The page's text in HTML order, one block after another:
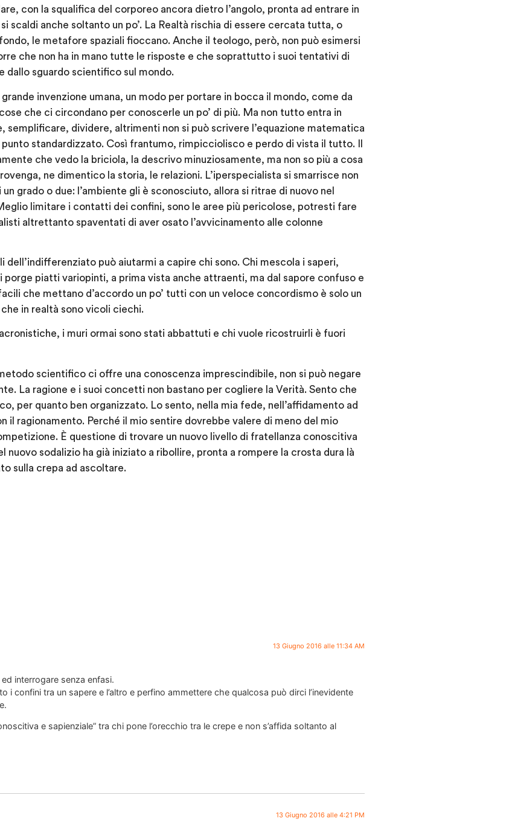
con la squalifica del corporeo ancora dietro l’angolo, pronta ad entrare in
scaldi anche soltanto un po’. La Realtà rischia di essere cercata tutta, o
le metafore spaziali fioccano. Anche il teologo, però, non può esimersi
che non ha in mano tutte le risposte e che soprattutto i suoi tentativi di
dallo sguardo scientifico sul mondo.
invenzione umana, un modo per portare in bocca il mondo, come da
che ci circondano per conoscerle un po’ di più. Ma non tutto entra in
semplificare, dividere, altrimenti non si può scrivere l’equazione matematica
standardizzato. Così frantumo, rimpicciolisco e perdo di vista il tutto. Il
che vedo la briciola, la descrivo minuziosamente, ma non so più a cosa
ne dimentico la storia, le relazioni. L’iperspecialista si smarrisce non
grado o due: l’ambiente gli è sconosciuto, allora si ritrae di nuovo nel
limitare i contatti dei confini, sono le aree più pericolose, potresti fare
altrettanto spaventati di aver osato l’avvicinamento alle colonne
dell’indifferenziato può aiutarmi a capire chi sono. Chi mescola i saperi,
porge piatti variopinti, a prima vista anche attraenti, ma dal sapore confuso e
che mettano d’accordo un po’ tutti con un veloce concordismo è solo un
in realtà sono vicoli ciechi.
i muri ormai sono stati abbattuti e chi vuole ricostruirli è fuori
scientifico ci offre una conoscenza imprescindibile, non si può negare
La ragione e i suoi concetti non bastano per cogliere la Verità. Sento che
per quanto ben organizzato. Lo sento, nella mia fede, nell’affidamento ad
il ragionamento. Perché il mio sentire dovrebbe valere di meno del mio
È questione di trovare un nuovo livello di fratellanza conoscitiva
nuovo sodalizio ha già iniziato a ribollire, pronta a rompere la crosta dura là
sulla crepa ad ascoltare.
13 Giugno 2016 alle 11:34 AM
interrogare senza enfasi.
i confini tra un sapere e l’altro e perfino ammettere che qualcosa può dirci l’inevidente
e sapienziale” tra chi pone l’orecchio tra le crepe e non s’affida soltanto al
13 Giugno 2016 alle 4:21 PM